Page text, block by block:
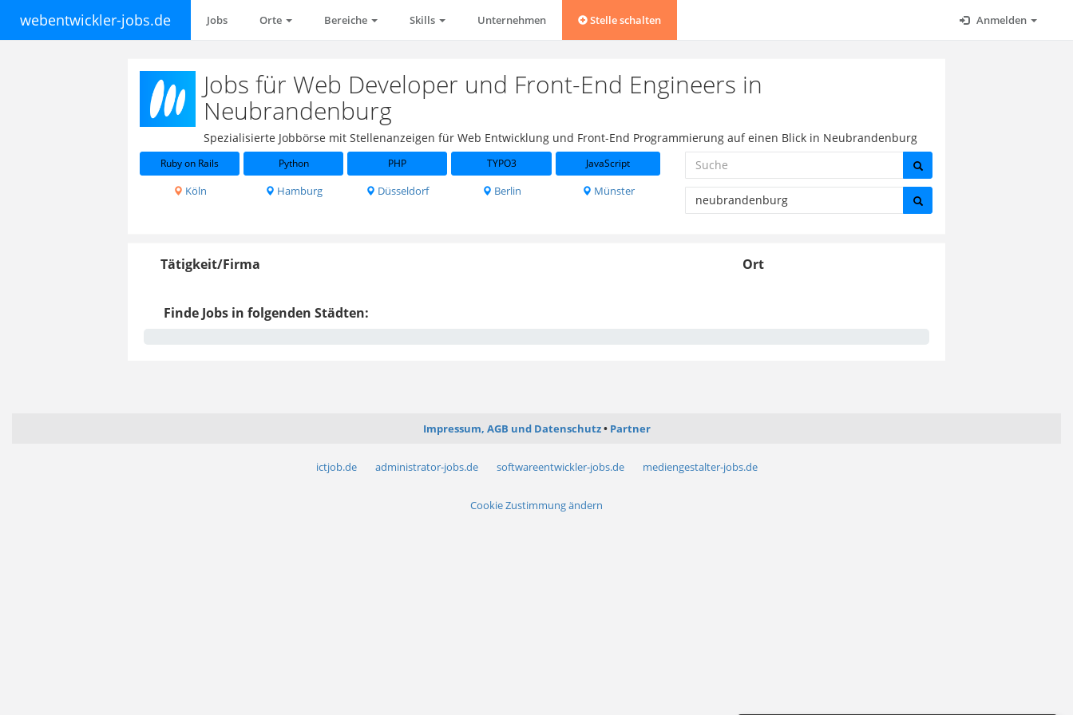
webentwickler-jobs.de Jobs Orte Bereiche Skills Unternehmen Stelle schalten Anmelden
Jobs für Web Developer und Front-End Engineers in
Neubrandenburg
Spezialisierte Jobbörse mit Stellenanzeigen für Web Entwicklung und Front-End Programmierung auf einen Blick in Neubrandenburg
Ruby on Rails Python PHP TYPO3 JavaScript
Köln Hamburg Düsseldorf Berlin Münster
Tätigkeit/Firma Ort
Finde Jobs in folgenden Städten:
Impressum, AGB und Datenschutz Partner
ictjob.de administrator-jobs.de softwareentwickler-jobs.de mediengestalter-jobs.de
Cookie Zustimmung ändern